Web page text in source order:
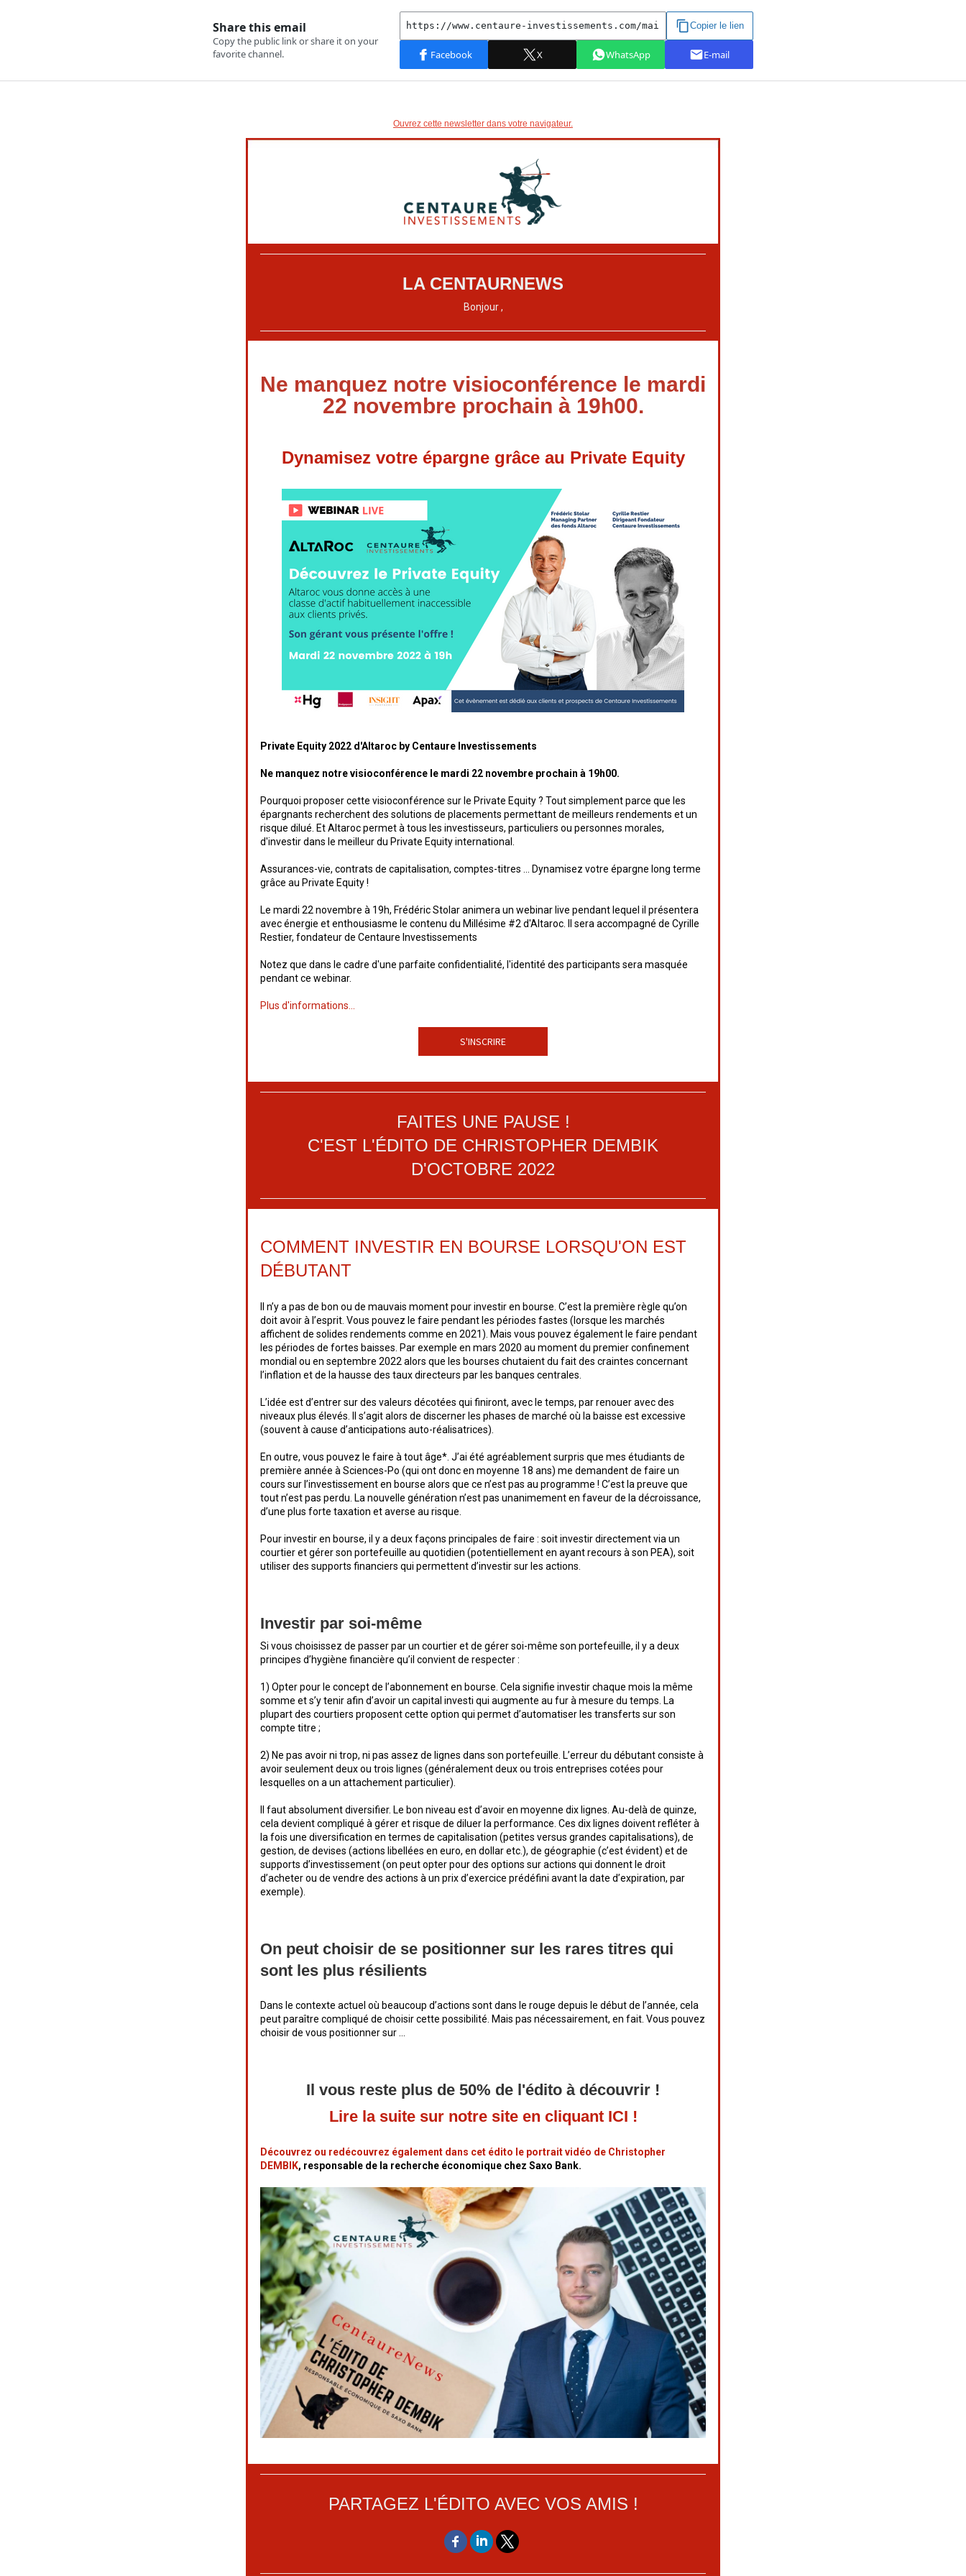
Ouvrez cette newsletter dans votre navigateur.
LA CENTAURNEWS
Bonjour ,
Ne manquez notre visioconférence le mardi
22 novembre prochain à 19h00.
Dynamisez votre épargne grâce au Private Equity
Private Equity 2022 d'Altaroc by Centaure Investissements
Ne manquez notre visioconférence le mardi 22 novembre prochain à 19h00.
Pourquoi proposer cette visioconférence sur le Private Equity ? Tout simplement parce que les
épargnants recherchent des solutions de placements permettant de meilleurs rendements et un
risque dilué. Et Altaroc permet à tous les investisseurs, particuliers ou personnes morales,
d'investir dans le meilleur du Private Equity international.
Assurances-vie, contrats de capitalisation, comptes-titres ... Dynamisez votre épargne long terme
grâce au Private Equity !
Le mardi 22 novembre à 19h, Frédéric Stolar animera un webinar live pendant lequel il présentera
avec énergie et enthousiasme le contenu du Millésime #2 d'Altaroc. Il sera accompagné de Cyrille
Restier, fondateur de Centaure Investissements
Notez que dans le cadre d'une parfaite confidentialité, l'identité des participants sera masquée
pendant ce webinar.
Plus d'informations...
S'INSCRIRE
FAITES UNE PAUSE !
C'EST L'ÉDITO DE CHRISTOPHER DEMBIK
D'OCTOBRE 2022
COMMENT INVESTIR EN BOURSE LORSQU'ON EST
DÉBUTANT
Il n’y a pas de bon ou de mauvais moment pour investir en bourse. C’est la première règle qu’on
doit avoir à l’esprit. Vous pouvez le faire pendant les périodes fastes (lorsque les marchés
affichent de solides rendements comme en 2021). Mais vous pouvez également le faire pendant
les périodes de fortes baisses. Par exemple en mars 2020 au moment du premier confinement
mondial ou en septembre 2022 alors que les bourses chutaient du fait des craintes concernant
l’inflation et de la hausse des taux directeurs par les banques centrales.
L’idée est d’entrer sur des valeurs décotées qui finiront, avec le temps, par renouer avec des
niveaux plus élevés. Il s’agit alors de discerner les phases de marché où la baisse est excessive
(souvent à cause d’anticipations auto-réalisatrices).
En outre, vous pouvez le faire à tout âge*. J’ai été agréablement surpris que mes étudiants de
première année à Sciences-Po (qui ont donc en moyenne 18 ans) me demandent de faire un
cours sur l’investissement en bourse alors que ce n’est pas au programme ! C’est la preuve que
tout n’est pas perdu. La nouvelle génération n’est pas unanimement en faveur de la décroissance,
d’une plus forte taxation et averse au risque.
Pour investir en bourse, il y a deux façons principales de faire : soit investir directement via un
courtier et gérer son portefeuille au quotidien (potentiellement en ayant recours à son PEA), soit
utiliser des supports financiers qui permettent d’investir sur les actions.
Investir par soi-même
Si vous choisissez de passer par un courtier et de gérer soi-même son portefeuille, il y a deux
principes d’hygiène financière qu’il convient de respecter :
1) Opter pour le concept de l’abonnement en bourse. Cela signifie investir chaque mois la même
somme et s’y tenir afin d’avoir un capital investi qui augmente au fur à mesure du temps. La
plupart des courtiers proposent cette option qui permet d’automatiser les transferts sur son
compte titre ;
2) Ne pas avoir ni trop, ni pas assez de lignes dans son portefeuille. L’erreur du débutant consiste à
avoir seulement deux ou trois lignes (généralement deux ou trois entreprises cotées pour
lesquelles on a un attachement particulier).
Il faut absolument diversifier. Le bon niveau est d’avoir en moyenne dix lignes. Au-delà de quinze,
cela devient compliqué à gérer et risque de diluer la performance. Ces dix lignes doivent refléter à
la fois une diversification en termes de capitalisation (petites versus grandes capitalisations), de
gestion, de devises (actions libellées en euro, en dollar etc.), de géographie (c’est évident) et de
supports d’investissement (on peut opter pour des options sur actions qui donnent le droit
d’acheter ou de vendre des actions à un prix d’exercice prédéfini avant la date d’expiration, par
exemple).
On peut choisir de se positionner sur les rares titres qui
sont les plus résilients
Dans le contexte actuel où beaucoup d’actions sont dans le rouge depuis le début de l’année, cela
peut paraître compliqué de choisir cette possibilité. Mais pas nécessairement, en fait. Vous pouvez
choisir de vous positionner sur ...
Il vous reste plus de 50% de l'édito à découvrir !
Lire la suite sur notre site en cliquant ICI !
Découvrez ou redécouvrez également dans cet édito le portrait vidéo de Christopher
DEMBIK, responsable de la recherche économique chez Saxo Bank.
PARTAGEZ L'ÉDITO AVEC VOS AMIS !